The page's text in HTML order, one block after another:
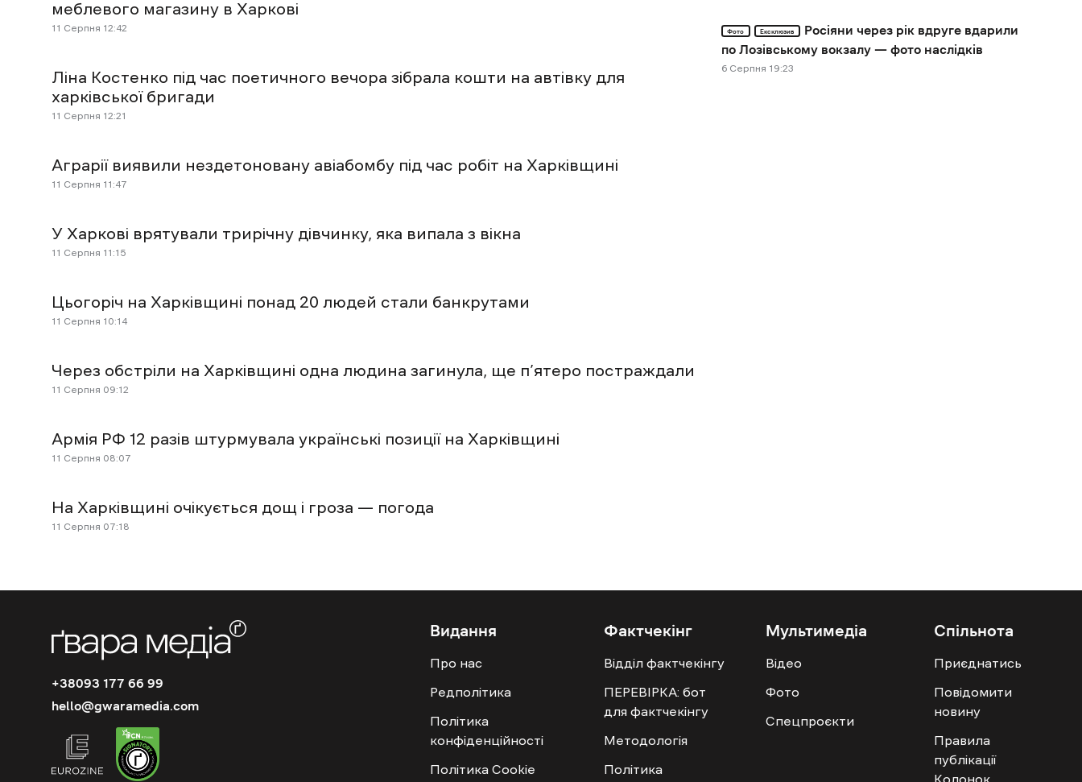
меблевого магазину в Харкові
11 Cерпня 12:42
Ліна Костенко під час поетичного вечора зібрала кошти на автівку для
харківської бригади
11 Cерпня 12:21
Аграрії виявили нездетоновану авіабомбу під час робіт на Харківщині
11 Cерпня 11:47
У Харкові врятували трирічну дівчинку, яка випала з вікна
11 Cерпня 11:15
Цьогоріч на Харківщині понад 20 людей стали банкрутами
11 Cерпня 10:14
Через обстріли на Харківщині одна людина загинула, ще п’ятеро постраждали
11 Cерпня 09:12
Армія РФ 12 разів штурмувала українські позиції на Харківщині
11 Cерпня 08:07
На Харківщині очікується дощ і гроза — погода
11 Cерпня 07:18
Фото Ексклюзив
Росіяни через рік вдруге вдарили
по Лозівському вокзалу — фото наслідків
6 Cерпня 19:23
+38093 177 66 99
hello@gwaramedia.com
Видання
Про нас
Редполітика
Політика
конфіденційності
Політика Cookie
Фактчекінг
Відділ фактчекінгу
ПЕРЕВІРКА: бот
для фактчекінгу
Методологія
Політика
Мультимедіа
Відео
Фото
Спецпроєкти
Спільнота
Приєднатись
Повідомити
новину
Правила
публікації
Колонок